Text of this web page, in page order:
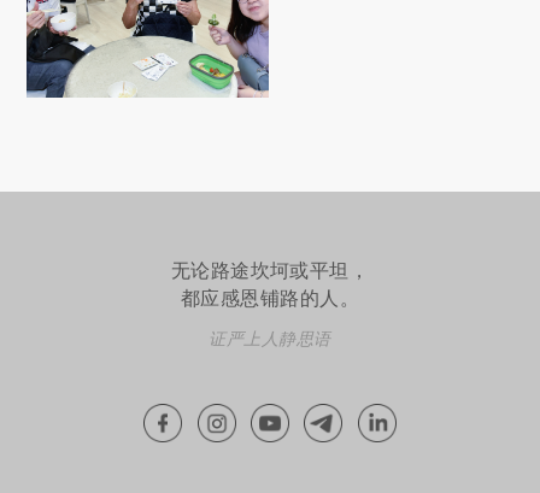
无论路途坎坷或平坦，
都应感恩铺路的人。
证严上人静思语